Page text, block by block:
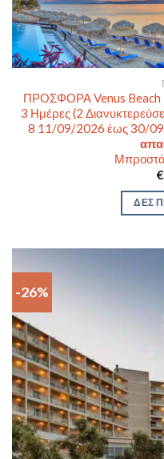
ΠΡΟΣΦΟΡΑ Venus Beach
3 Ημέρες (2
8 11/09/2026 έως 30/
€
ΔΕΣ
-26%